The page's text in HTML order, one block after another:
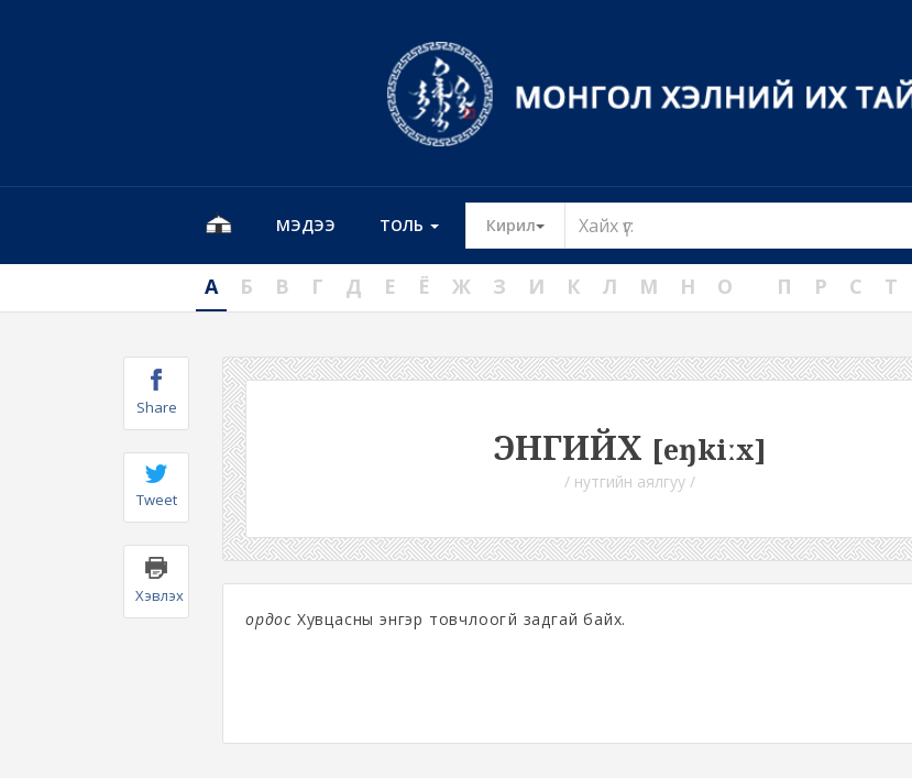
МЭДЭЭ ТОЛЬ Кирил Toggle Dropdown
А Б В Г Д Е Ё Ж З И К Л М Н О П Р С Т
Share
Tweet
Хэвлэх
ЭНГИЙХ [eŋkiːx]
/ нутгийн аялгуу /
ордос Хувцасны энгэр товчлоогүй задгай байх.